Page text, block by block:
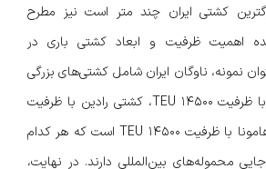
کشتی ایران چند متر است نیز مطرح
اهمیت ظرفیت و ابعاد کشتی باری در
نمونه، ناوگان ایران شامل کشتی‌های بزرگی
همچون کشتی برزین با ظرفیت 14500 TEU، کشتی رادین با ظرفیت
14500 TEU و کشتی هامونا با ظرفیت 14500 TEU است که هر کدام
محموله‌های بین‌المللی دارند. در نهایت،